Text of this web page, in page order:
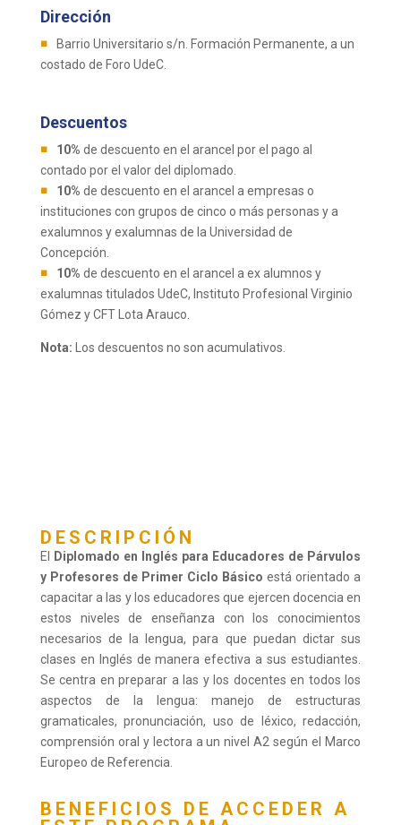
Dirección
Barrio Universitario s/n. Formación Permanente, a un
costado de Foro UdeC.
Descuentos
10% de descuento en el arancel por el pago al
contado por el valor del diplomado.
10% de descuento en el arancel a empresas o
instituciones con grupos de cinco o más personas y a
exalumnos y exalumnas de la Universidad de
Concepción.
10% de descuento en el arancel a ex alumnos y
exalumnas titulados UdeC, Instituto Profesional Virginio
Gómez y CFT Lota Arauco.
Nota: Los descuentos no son acumulativos.
DESCRIPCIÓN
El
Diplomado en Inglés para Educadores de Párvulos
y Profesores de Primer Ciclo Básico está orientado a
capacitar a las y los educadores que ejercen docencia en
estos niveles de enseñanza con los conocimientos
necesarios de la lengua, para que puedan dictar sus
clases en Inglés de manera efectiva a sus estudiantes.
Se centra en preparar a las y los docentes en todos los
aspectos de la lengua: manejo de estructuras
gramaticales, pronunciación, uso de léxico, redacción,
comprensión oral y lectora a un nivel A2 según el Marco
Europeo de Referencia.
BENEFICIOS DE ACCEDER A